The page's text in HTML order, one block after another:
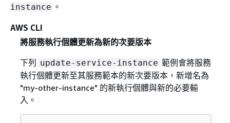
instance 。
AWS CLI
將服務執行個體更新為新的次要版本
下列 update-service-instance 範例會將服務
執行個體更新至其服務範本的新次要版本，新增名為
"my-other-instance" 的新執行個體與新的必要輸
入。